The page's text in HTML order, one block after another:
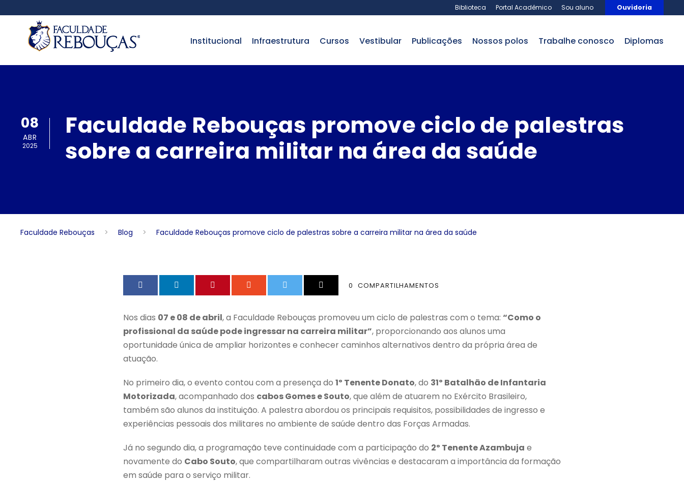
Biblioteca Portal Acadêmico Sou aluno Ouvidoria
institucional infraestrutura cursos vestibular publicações nossos polos trabalhe conosco Diplomas
08
ABR
2025
Faculdade Rebouças promove ciclo de palestras
sobre a carreira militar na área da saúde
Faculdade Rebouças > Blog > Faculdade Rebouças promove ciclo de palestras sobre a carreira militar na área da saúde
0 COMPARTILHAMENTOS
Nos dias 07 e 08 de abril, a Faculdade Rebouças promoveu um ciclo de palestras com o tema: “Como o
profissional da saúde pode ingressar na carreira militar”, proporcionando aos alunos uma
oportunidade única de ampliar horizontes e conhecer caminhos alternativos dentro da própria área de
atuação.
No primeiro dia, o evento contou com a presença do 1º Tenente Donato, do 31º Batalhão de Infantaria
Motorizada, acompanhado dos cabos Gomes e Souto, que além de atuarem no Exército Brasileiro,
também são alunos da instituição. A palestra abordou os principais requisitos, possibilidades de ingresso e
experiências pessoais dos militares no ambiente de saúde dentro das Forças Armadas.
Já no segundo dia, a programação teve continuidade com a participação do 2º Tenente Azambuja e
novamente do Cabo Souto, que compartilharam outras vivências e destacaram a importância da formação
em saúde para o serviço militar.